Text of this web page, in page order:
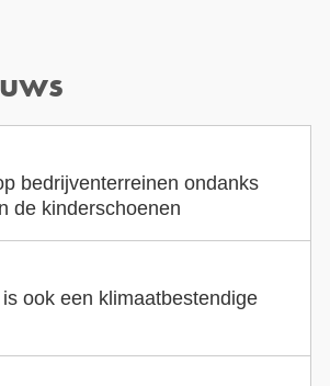
bedrijventerreinen ondanks
de kinderschoenen
ook een klimaatbestendige